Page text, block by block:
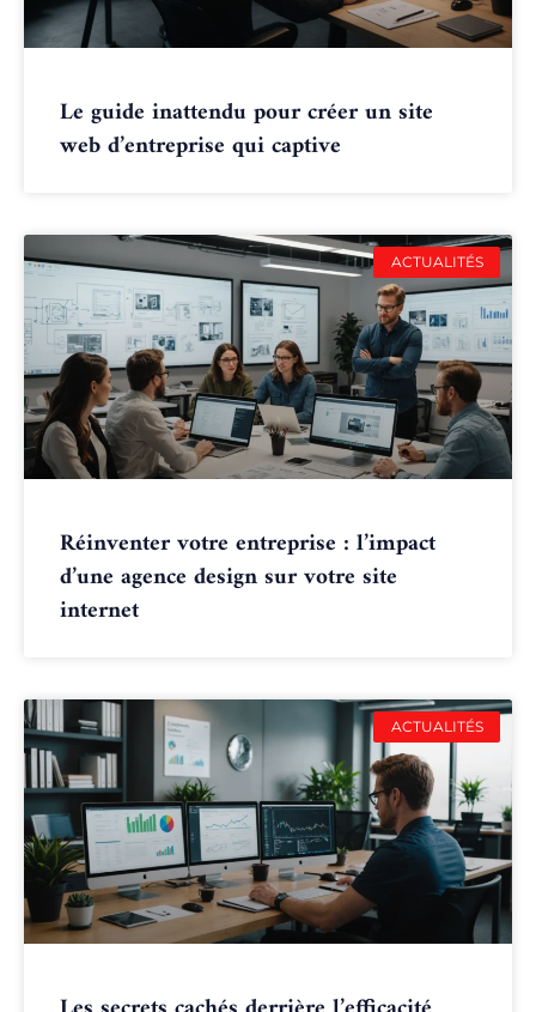
Le guide inattendu pour créer un site
web d’entreprise qui captive
ACTUALITÉS
Réinventer votre entreprise : l’impact
d’une agence design sur votre site
internet
ACTUALITÉS